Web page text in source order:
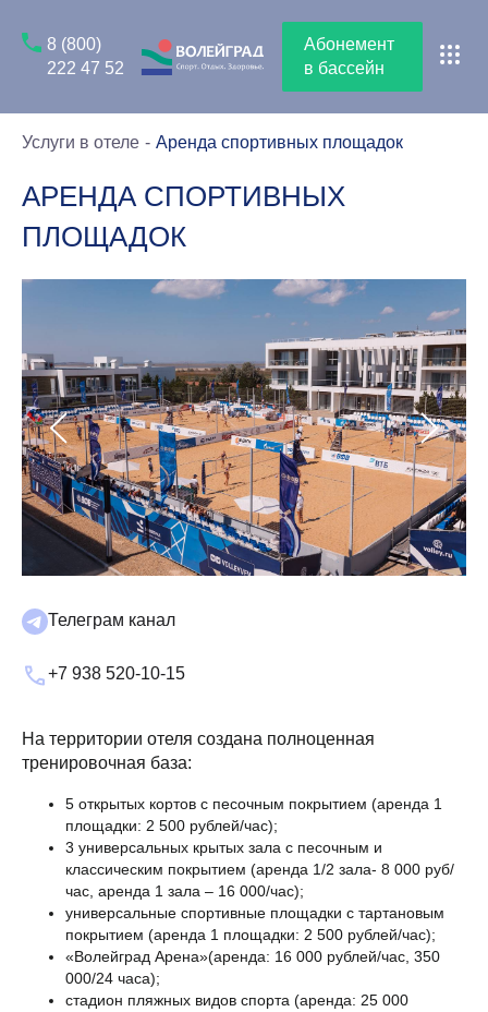
8 (800)
222 47 52
Абонемент
в бассейн
Услуги в отеле Аренда спортивных площадок
АРЕНДА СПОРТИВНЫХ
ПЛОЩАДОК
Телеграм канал
+7 938 520-10-15
На территории отеля создана полноценная
тренировочная база:
5 открытых кортов с песочным покрытием (аренда 1
площадки: 2 500 рублей/час);
3 универсальных крытых зала с песочным и
классическим покрытием (аренда 1/2 зала- 8 000 руб/
час, аренда 1 зала – 16 000/час);
универсальные спортивные площадки с тартановым
покрытием (аренда 1 площадки: 2 500 рублей/час);
«Волейград Арена»(аренда: 16 000 рублей/час, 350
000/24 часа);
стадион пляжных видов спорта (аренда: 25 000